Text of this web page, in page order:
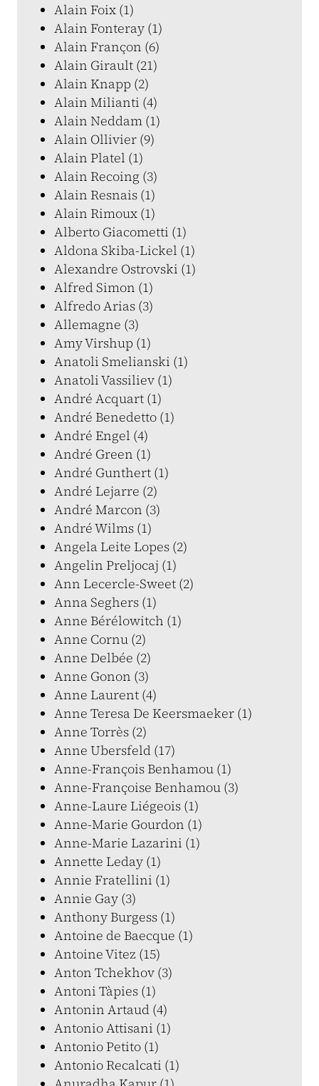
Alain Foix (1)
Alain Fonteray (1)
Alain Françon (6)
Alain Girault (21)
Alain Knapp (2)
Alain Milianti (4)
Alain Neddam (1)
Alain Ollivier (9)
Alain Platel (1)
Alain Recoing (3)
Alain Resnais (1)
Alain Rimoux (1)
Alberto Giacometti (1)
Aldona Skiba-Lickel (1)
Alexandre Ostrovski (1)
Alfred Simon (1)
Alfredo Arias (3)
Allemagne (3)
Amy Virshup (1)
Anatoli Smelianski (1)
Anatoli Vassiliev (1)
André Acquart (1)
André Benedetto (1)
André Engel (4)
André Green (1)
André Gunthert (1)
André Lejarre (2)
André Marcon (3)
André Wilms (1)
Angela Leite Lopes (2)
Angelin Preljocaj (1)
Ann Lecercle-Sweet (2)
Anna Seghers (1)
Anne Bérélowitch (1)
Anne Cornu (2)
Anne Delbée (2)
Anne Gonon (3)
Anne Laurent (4)
Anne Teresa De Keersmaeker (1)
Anne Torrès (2)
Anne Ubersfeld (17)
Anne-François Benhamou (1)
Anne-Françoise Benhamou (3)
Anne-Laure Liégeois (1)
Anne-Marie Gourdon (1)
Anne-Marie Lazarini (1)
Annette Leday (1)
Annie Fratellini (1)
Annie Gay (3)
Anthony Burgess (1)
Antoine de Baecque (1)
Antoine Vitez (15)
Anton Tchekhov (3)
Antoni Tàpies (1)
Antonin Artaud (4)
Antonio Attisani (1)
Antonio Petito (1)
Antonio Recalcati (1)